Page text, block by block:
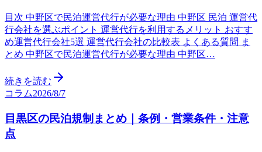
目次 中野区で民泊運営代行が必要な理由 中野区 民泊 運営代
行会社を選ぶポイント 運営代行を利用するメリット おすす
め運営代行会社5選 運営代行会社の比較表 よくある質問 ま
とめ 中野区で民泊運営代行が必要な理由 中野区…
続きを読む
コラム2026/8/7
目黒区の民泊規制まとめ｜条例・営業条件・注意
点